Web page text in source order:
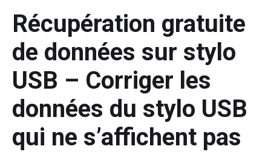
Récupération gratuite
de données sur stylo
USB – Corriger les
données du stylo USB
qui ne s’affichent pas